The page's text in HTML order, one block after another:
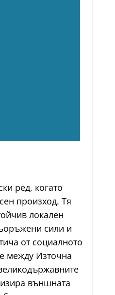
ред, когато
произход. Тя
локален
сили и
от социалното
между Източна
външната